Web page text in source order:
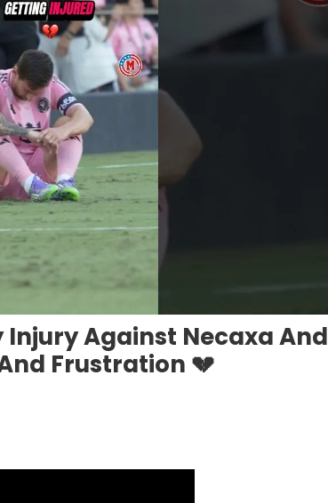
Injury Against Necaxa And
Frustration 💔